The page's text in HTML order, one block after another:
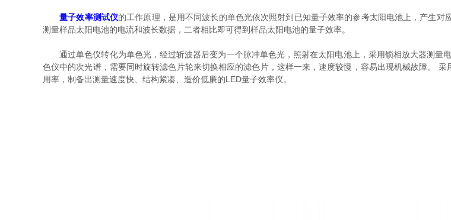
量子效率测试仪的工作原理，是用不同波长的单色光依次照射到已知量子效率的参考太阳电池上，产生
测量样品太阳电池的电流和波长数据，二者相比即可得到样品太阳电池的量子效率。
通过单色仪转化为单色光，经过斩波器后变为一个脉冲单色光，照射在太阳电池上，采用锁相放大器测量
色仪中的次光谱，需要同时旋转滤色片轮来切换相应的滤色片，这样一来，速度较慢，容易出现机械故障。
用率，制备出测量速度快、结构紧凑、造价低廉的LED量子效率仪。